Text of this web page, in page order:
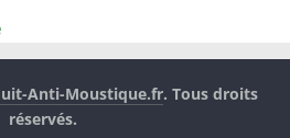
Anti-Moustique.fr. Tous droits
réservés.